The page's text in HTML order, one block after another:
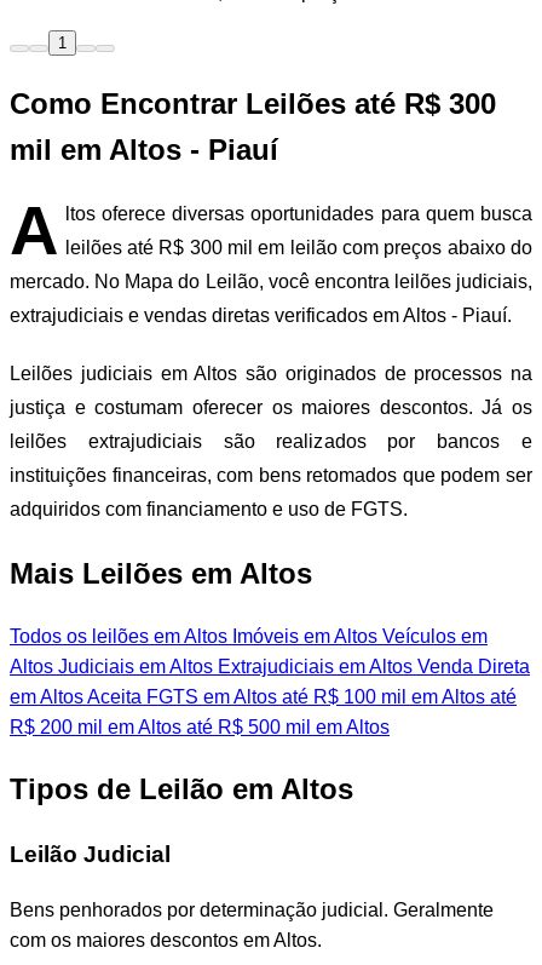
1
Como Encontrar Leilões até R$ 300
mil em Altos - Piauí
A
ltos oferece diversas oportunidades para quem busca
leilões até R$ 300 mil em leilão com preços abaixo do
mercado. No Mapa do Leilão, você encontra leilões judiciais,
extrajudiciais e vendas diretas verificados em Altos - Piauí.
Leilões judiciais em Altos são originados de processos na
justiça e costumam oferecer os maiores descontos. Já os
leilões extrajudiciais são realizados por bancos e
instituições financeiras, com bens retomados que podem ser
adquiridos com financiamento e uso de FGTS.
Mais Leilões em Altos
Todos os leilões em Altos Imóveis em Altos Veículos em
Altos Judiciais em Altos Extrajudiciais em Altos Venda Direta
em AltosAceita FGTS em Altos até R$ 100 mil em Altos até
R$ 200 mil em Altos até R$ 500 mil em Altos
Tipos de Leilão em Altos
Leilão Judicial
Bens penhorados por determinação judicial. Geralmente
com os maiores descontos em Altos.